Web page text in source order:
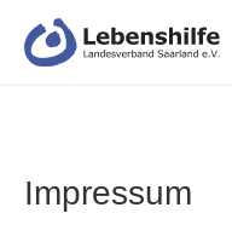
Hauptinhalt
springen
Impressum